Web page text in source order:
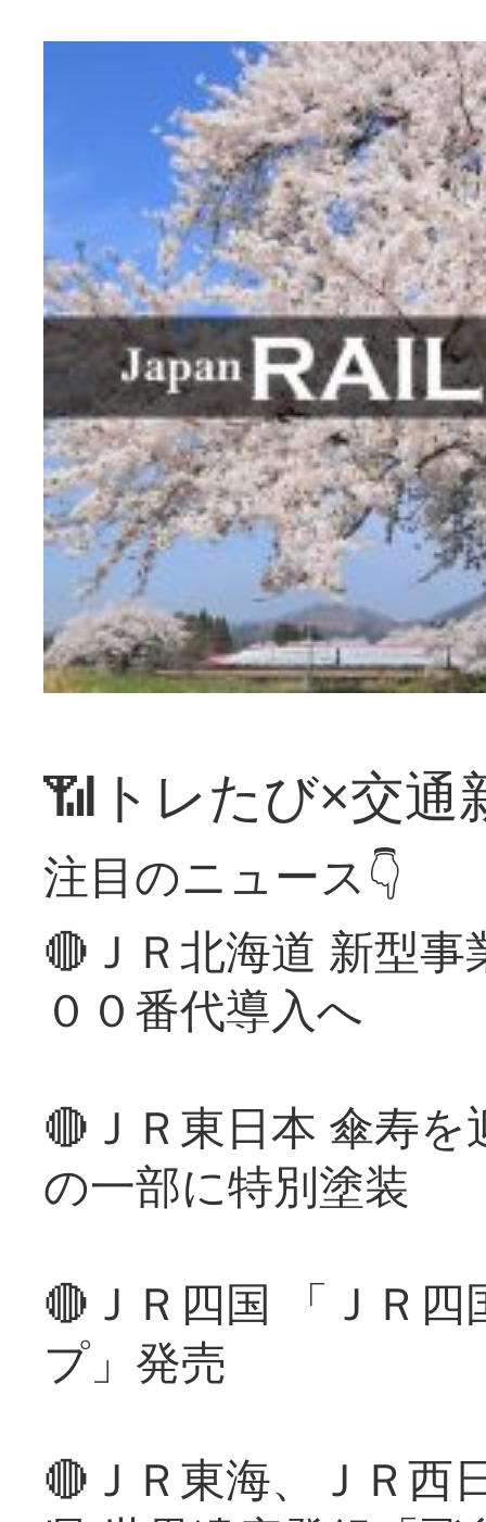
📶トレたび×交通
注目のニュース👇
🔴ＪＲ北海道 新型
００番代導入へ
🔴ＪＲ東日本 傘寿
の一部に特別塗装
🔴ＪＲ四国 「ＪＲ
プ」発売
🔴ＪＲ東海、ＪＲ西